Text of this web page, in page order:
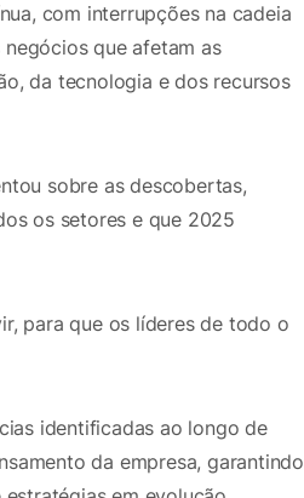
com interrupções na cadeia
que afetam as
da tecnologia e dos recursos
sobre as descobertas,
os setores e que 2025
para que os líderes de todo o
identificadas ao longo de
da empresa, garantindo